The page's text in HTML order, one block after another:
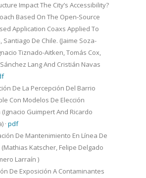
Impact The City’s Accessibility?
Based On The Open-Source
Application Coaxs Applied To
Santiago De Chile. (Jaime Soza-
Tiznado-Aitken, Tomás Cox,
Lang And Cristián Navas
De La Percepción Del Barrio
Con Modelos De Elección
(Ignacio Guimpert And Ricardo
· pdf
De Mantenimiento En Línea De
Katscher, Felipe Delgado
Larraín )
De Exposición A Contaminantes